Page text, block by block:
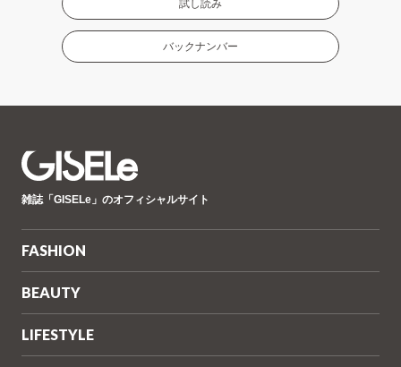
試し読み
バックナンバー
ゼ
雑誌「GISELe」のオフィシャルサイト
FASHION
BEAUTY
LIFESTYLE